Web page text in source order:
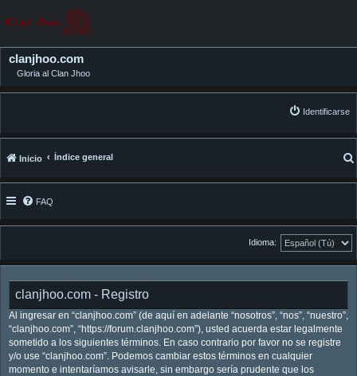
clanjhoo.com
Gloria al Clan Jhoo
Identificarse
Inicio Índice general
FAQ
Idioma:
clanjhoo.com - Registro
Al ingresar en “clanjhoo.com” (de aquí en adelante “nosotros”, “nos”, “nuestro”,
“clanjhoo.com”, “https://forum.clanjhoo.com”), usted acuerda estar legalmente
sometido a los siguientes términos. En caso contrario por favor no se registre
y/o use “clanjhoo.com”. Podemos cambiar estos términos en cualquier
momento e intentaríamos avisarle, sin embargo sería prudente que los